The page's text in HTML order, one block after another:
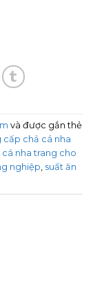
và được gắn thẻ
cấp chả cá nha
nha trang cho
nghiệp, suất ăn